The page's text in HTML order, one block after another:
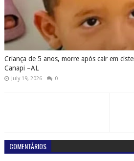
Criança de 5 anos, morre após cair em
Canapi –AL
July 19, 2026 0
COMENTÁRIOS